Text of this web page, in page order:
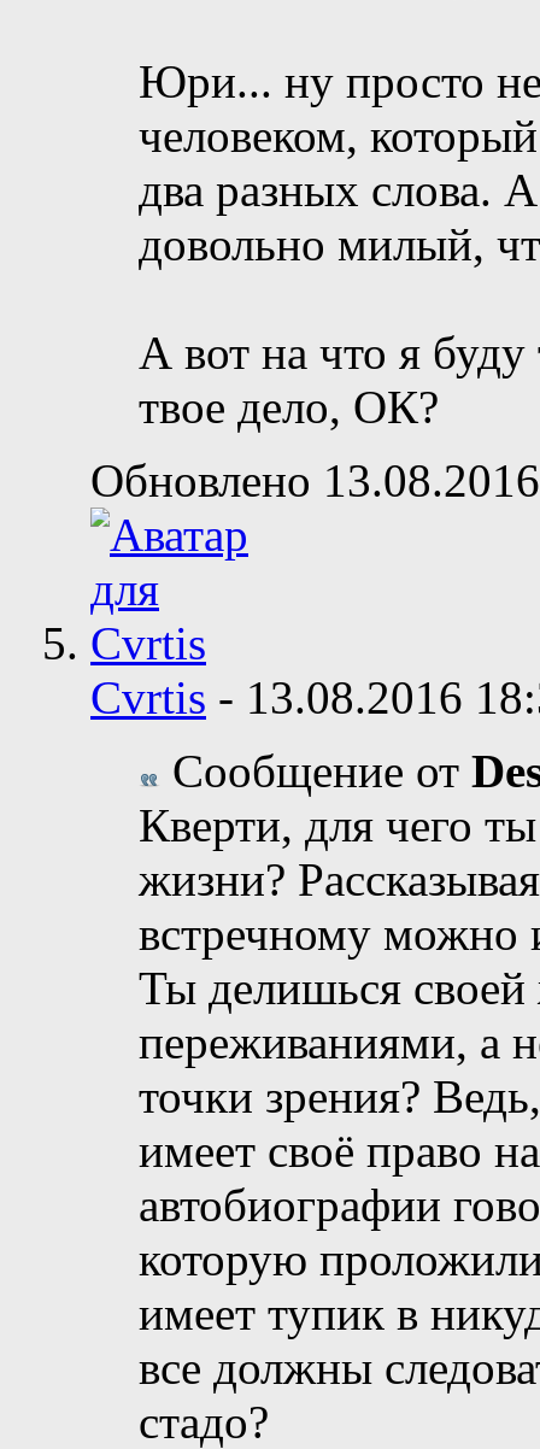
Юри... ну просто
человеком,
два разных слова.
довольно милый,
А вот на что я буду
твое дело, ОК?
Обновлено
Cvrtis - 13.08.2016
Сообщение от
Кверти, для чего
жизни?
встречному можно
Ты делишься
переживаниями, а
точки зрения?
имеет своё право
автобиографии
которую
имеет тупик в
все должны
стадо?